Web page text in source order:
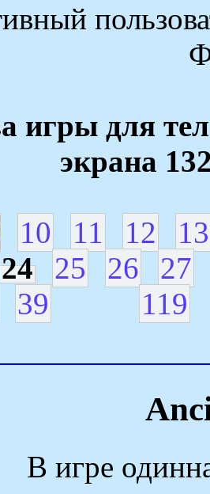
игры для
экрана
10 11 12
13
24 25 26
27
39 119
В игре